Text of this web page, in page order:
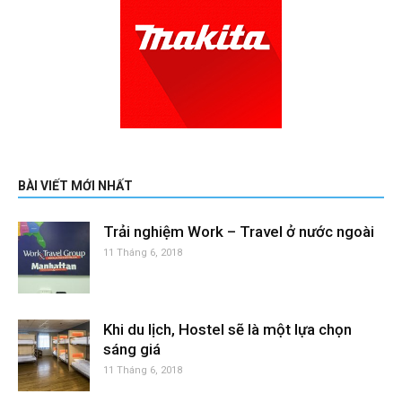
BÀI VIẾT MỚI NHẤT
Trải nghiệm Work – Travel ở nước ngoài
11 Tháng 6, 2018
Khi du lịch, Hostel sẽ là một lựa chọn
sáng giá
11 Tháng 6, 2018